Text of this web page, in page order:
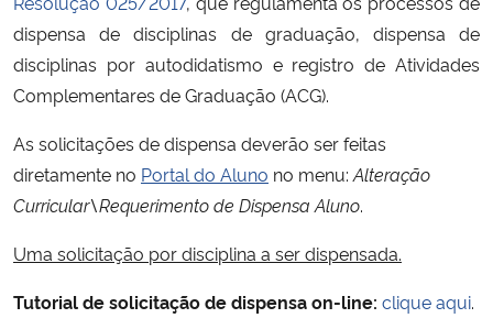
Ministério da Educação
Ministério da Cidadania
Ministério da Saúde
Ministério de Minas e Energia
Ministério da Ciência, Tecnologia, Inovações e Comunicações
Ministério do Meio Ambiente
dispensa de disciplinas de graduação, dispensa de
disciplinas por autodidatismo e registro de Atividades
Complementares de Graduação (ACG).
As solicitações de dispensa deverão ser feitas
diretamente no Portal do Aluno no menu: Alteração
Curricular\Requerimento de Dispensa Aluno.
Uma solicitação por disciplina a ser dispensada.
Tutorial de solicitação de dispensa on-line: clique aqui.